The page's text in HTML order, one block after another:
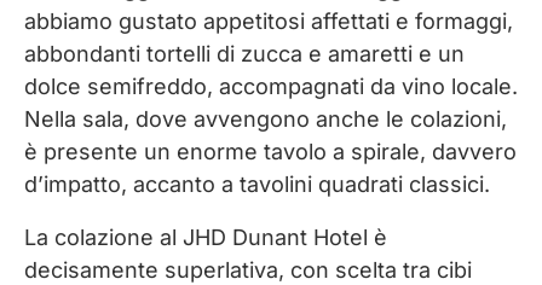
abbiamo gustato appetitosi affettati e formaggi,
abbondanti tortelli di zucca e amaretti e un
dolce semifreddo, accompagnati da vino locale.
Nella sala, dove avvengono anche le colazioni,
è presente un enorme tavolo a spirale, davvero
d’impatto, accanto a tavolini quadrati classici.
La colazione al JHD Dunant Hotel è
decisamente superlativa, con scelta tra cibi